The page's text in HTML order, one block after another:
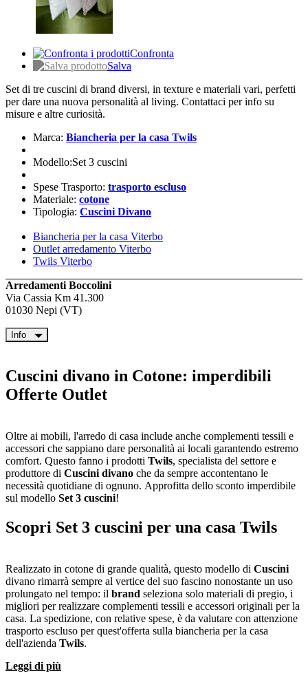
Confronta
Salva
Set di tre cuscini di brand diversi, in texture e materiali vari, perfetti
per dare una nuova personalità al living. Contattaci per info su
misure e altre curiosità.
Marca: Biancheria per la casa Twils
Modello:Set 3 cuscini
Spese Trasporto: trasporto escluso
Materiale: cotone
Tipologia: Cuscini Divano
Biancheria per la casa Viterbo
Outlet arredamento Viterbo
Twils Viterbo
Arredamenti Boccolini
Via Cassia Km 41.300
01030 Nepi (VT)
Info
Cuscini divano in Cotone: imperdibili
Offerte Outlet
Oltre ai mobili, l'arredo di casa include anche complementi tessili e
accessori che sappiano dare personalità ai locali garantendo estremo
comfort. Questo fanno i prodotti Twils, specialista del settore e
produttore di Cuscini divano che da sempre accontentano le
necessità quotidiane di ognuno. Approfitta dello sconto imperdibile
sul modello Set 3 cuscini!
Scopri Set 3 cuscini per una casa Twils
Realizzato in cotone di grande qualità, questo modello di Cuscini
divano rimarrà sempre al vertice del suo fascino nonostante un uso
prolungato nel tempo: il brand seleziona solo materiali di pregio, i
migliori per realizzare complementi tessili e accessori originali per la
casa. La spedizione, con relative spese, è da valutare con attenzione
trasporto escluso per quest'offerta sulla biancheria per la casa
dell'azienda Twils.
Leggi di più